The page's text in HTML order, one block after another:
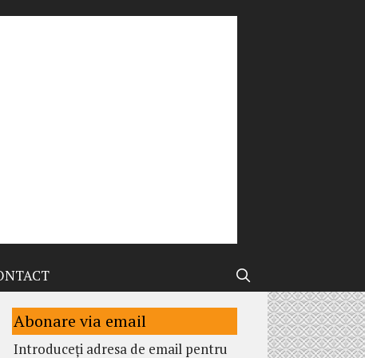
Abonare via email
Introduceți adresa de email pentru